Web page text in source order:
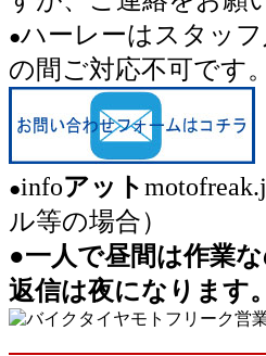
●ハーレーはスタッ
の間ご対応不可です。
●infoアット
ル等の場合）
●一人で昼間は作業
返信は夜になります。